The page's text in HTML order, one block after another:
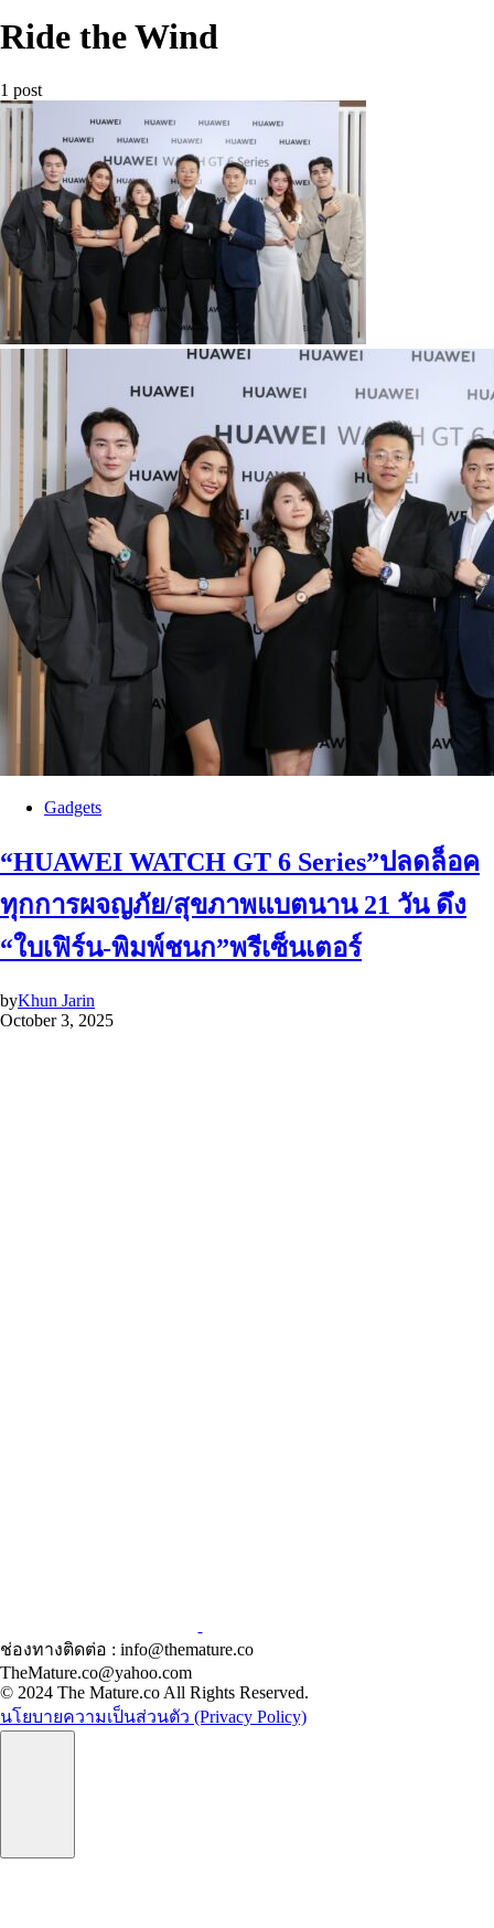
Ride the Wind
1 post
Gadgets
“HUAWEI WATCH GT 6 Series”ปลดล็อค
ทุกการผจญภัย/สุขภาพแบตนาน 21 วัน ดึง
“ใบเฟิร์น-พิมพ์ชนก”พรีเซ็นเตอร์
byKhun Jarin
October 3, 2025
ช่องทางติดต่อ : info@themature.co
TheMature.co@yahoo.com
© 2024 The Mature.co All Rights Reserved.
นโยบายความเป็นส่วนตัว (Privacy Policy)